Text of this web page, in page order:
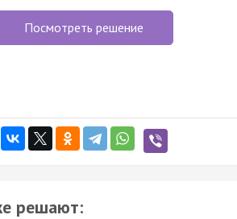
Посмотреть решение
решают: